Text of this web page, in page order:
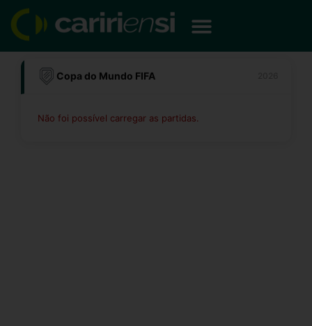
para
conteúdo
Copa do Mundo FIFA
Não foi possível carregar as partidas.